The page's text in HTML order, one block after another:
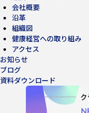
会社概要
沿革
組織図
健康経営への取り組み
アクセス
お知らせ
ブログ
資料ダウンロード